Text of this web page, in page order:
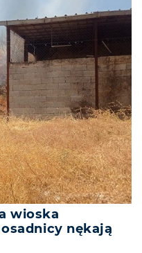
wioska
nękają